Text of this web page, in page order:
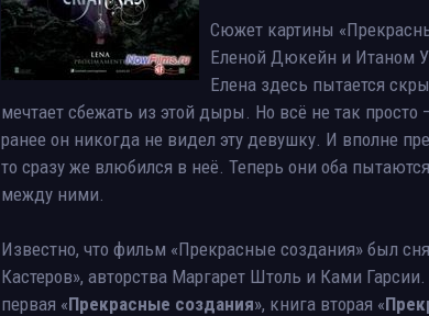
Сюжет картины
Еленой Дюкейн и Итаном
Елена здесь пытается
мечтает сбежать из этой дыры. Но всё не так
ранее он никогда не видел эту девушку. И вполне
то сразу же влюбился в неё. Теперь они оба
между ними.
Известно, что фильм «Прекрасные создания» был
Кастеров», авторства Маргарет Штоль и Ками
первая «Прекрасные создания», книга вторая «